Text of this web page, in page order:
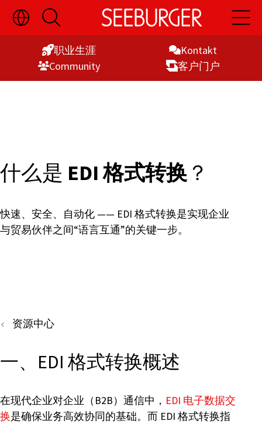
Skip
to
切
换
语
显
开
启
搜
索
开
启
主
Kontakt
职业生涯
客户门户
Commu­nity
什么是 EDI 格式转换？
快速、安全、自动化 —— EDI 格式转换是实现企业
与贸易伙伴之间“语言互通”的关键一步。
资源中心
一、EDI 格式转换概述
在现代企业对企业（B2B）通信中， EDI 电子数据交
换是确保业务高效协同的基础。而 EDI 格式转换指